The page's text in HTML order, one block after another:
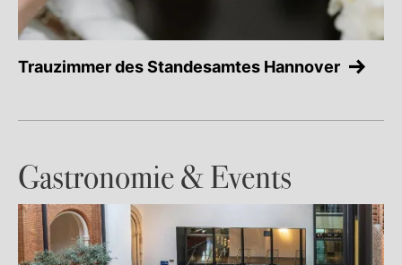
Trauzimmer des Standesamtes Hannover
Gastronomie & Events